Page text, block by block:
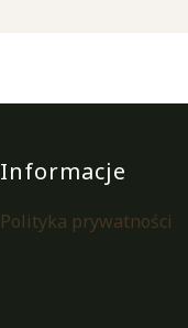
Informacje
Polityka prywatności